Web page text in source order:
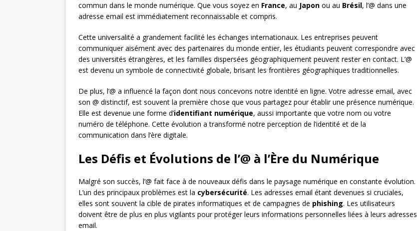
commun dans le monde numérique. Que vous soyez en France, au Japon ou au Brésil, l’@ dans une
adresse email est immédiatement reconnaissable et compris.
Cette universalité a grandement facilité les échanges internationaux. Les entreprises peuvent
communiquer aisément avec des partenaires du monde entier, les étudiants peuvent correspondre avec
des universités étrangères, et les familles dispersées géographiquement peuvent rester en contact. L’@
est devenu un symbole de connectivité globale, brisant les frontières géographiques traditionnelles.
De plus, l’@ a influencé la façon dont nous concevons notre identité en ligne. Votre adresse email, avec
son @ distinctif, est souvent la première chose que vous partagez pour établir une présence numérique.
Elle est devenue une forme d’identifiant numérique, aussi importante que votre nom ou votre
numéro de téléphone. Cette évolution a transformé notre perception de l’identité et de la
communication dans l’ère digitale.
Les Défis et Évolutions de l’@ à l’Ère du Numérique
Malgré son succès, l’@ fait face à de nouveaux défis dans le paysage numérique en constante évolution.
L’un des principaux problèmes est la cybersécurité. Les adresses email étant devenues si cruciales,
elles sont souvent la cible de pirates informatiques et de campagnes de phishing. Les utilisateurs
doivent être de plus en plus vigilants pour protéger leurs informations personnelles liées à leurs adresses
email.